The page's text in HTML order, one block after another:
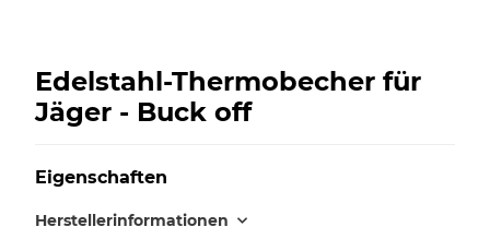
Edelstahl-Thermobecher für
Jäger - Buck off
Eigenschaften
Herstellerinformationen